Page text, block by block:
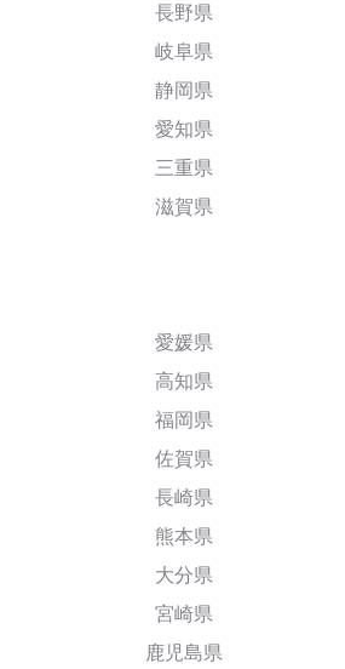
長野県
岐阜県
静岡県
愛知県
三重県
滋賀県
愛媛県
高知県
福岡県
佐賀県
長崎県
熊本県
大分県
宮崎県
鹿児島県